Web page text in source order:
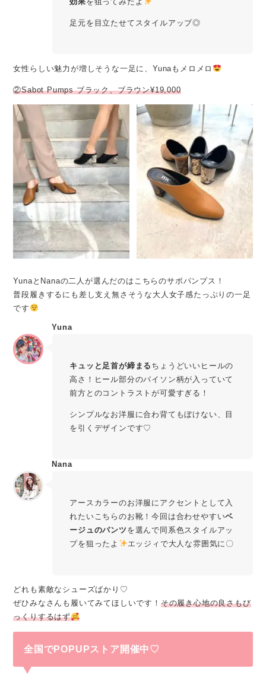
足元を目立たせてスタイルアップ◎
女性らしい魅力が増しそうな一足に、Yunaもメロメロ
②Sabot Pumps ブラック、ブラウン¥19,000
YunaとNanaの二人が選んだのはこちらのサボパンプス！
普段履きするにも差し支え無さそうな大人女子感たっぷりの一足
です
Yuna
キュッと足首が締まる ちょうどいいヒールの
高さ！ヒール部分のパイソン柄が入っていて
前方とのコントラストが可愛すぎる！
シンプルなお洋服に合わ背てもぼけない、目
を引くデザインです♡
Nana
アースカラーのお洋服にアクセントとして入
れたいこちらのお靴！今回は合わせやすいベ
ージュのパンツ を選んで同系色スタイルアッ
プを狙ったよ
エッジィで大人な雰囲気に〇
どれも素敵なシューズばかり♡
ぜひみなさんも履いてみてほしいです！ その履き心地の良さもび
っくりするはず
全国でPOPUPストア開催中♡︎